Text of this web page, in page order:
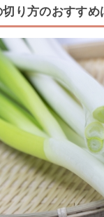
り方のおすすめ